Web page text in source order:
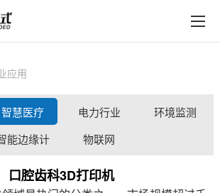
在线购买
应用
智慧医疗 电力行业 环境监测
能边缘计
算
物联网
口腔齿科3D打印机